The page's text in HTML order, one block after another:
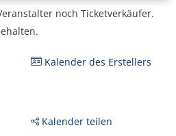
noch Ticketverkäufer.
Kalender des Erstellers
Kalender teilen